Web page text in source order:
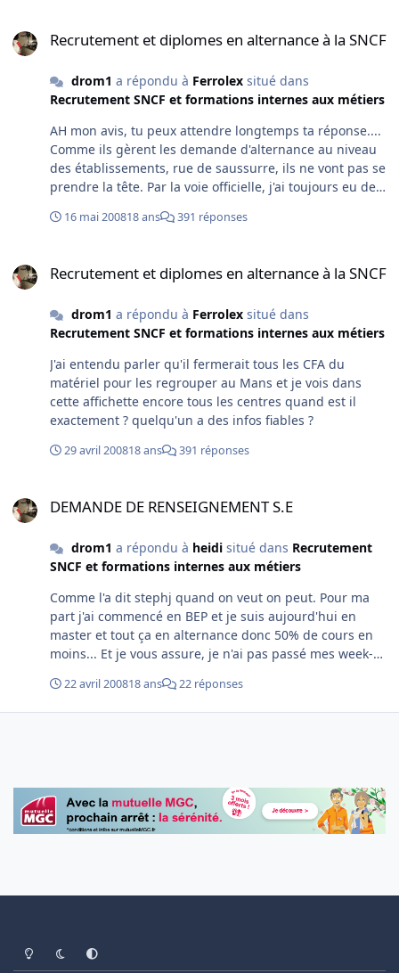
faire en famille. PS: IL vaut mieux être quatre car ça
arrières. Et mettre quelques petits obstacles sur la voie
pour les suivants.
Recrutement et diplomes en alternance à la SNCF
drom1 a répondu à Ferrolexsitué dans
Recrutement SNCF et formations internes aux métiers
AH mon avis, tu peux attendre longtemps ta réponse....
Comme ils gèrent les demande d'alternance au niveau
des établissements, rue de saussurre, ils ne vont pas se
prendre la tête. Par la voie officielle, j'ai toujours eu des
directement, ça a toujours marché des la première
numéro de la responsable alternance de Paris Rive
16 mai 200818 ans 391 réponses
Recrutement et diplomes en alternance à la SNCF
drom1 a répondu à Ferrolexsitué dans
Recrutement SNCF et formations internes aux métiers
J'ai entendu parler qu'il fermerait tous les CFA du
matériel pour les regrouper au Mans et je vois dans
cette affichette encore tous les centres quand est il
exactement ? quelqu'un a des infos fiables ?
29 avril 200818 ans 391 réponses
DEMANDE DE RENSEIGNEMENT S.E
drom1 a répondu à heidisitué dans Recrutement
SNCF et formations internes aux métiers
Comme l'a dit stephj quand on veut on peut. Pour ma
part j'ai commencé en BEP et je suis aujourd'hui en
master et tout ça en alternance donc 50% de cours en
moins... Et je vous assure, je n'ai pas passé mes week-
Bonne chance à toi
22 avril 200818 ans 22 réponses
Light ModeDark ModeSystem Preference